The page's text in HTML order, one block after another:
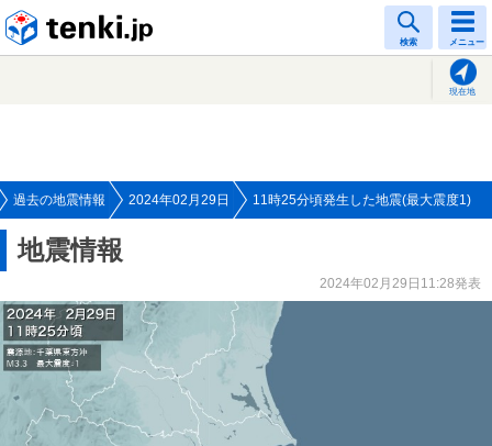
検索 メニュー
現在地
過去の地震情報 2024年02月29日 11時25分頃発生した地震(最大震度1)
地震情報
2024年02月29日11:28発表